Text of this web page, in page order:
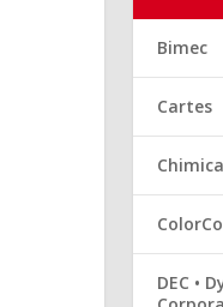
Bimec
Cartes
DEC •